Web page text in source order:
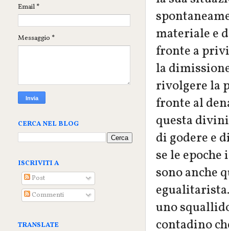
materiale e
fronte a
la
rivolgere la
fronte al
questa
di godere e
se le
sono anche
uno
contadino
Email *
Messaggio *
CERCA NEL BLOG
ISCRIVITI A
Post
Commenti
TRANSLATE